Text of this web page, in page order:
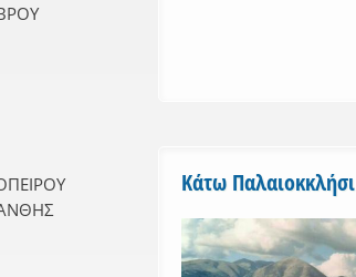
Κάτω Παλαιοκκλήσι